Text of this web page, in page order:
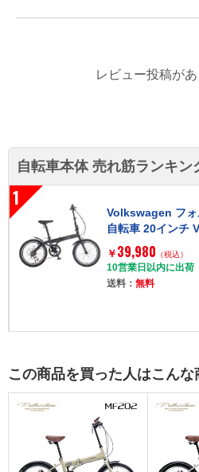
レビュー投稿があ
自転車本体 売れ筋ランキン
1
Volkswagen フォ
自転車 20インチ
ラック 67375 6段
￥ 39,980 （税込）
10営業日以内に出荷
送料：無料
この商品を買った人はこん